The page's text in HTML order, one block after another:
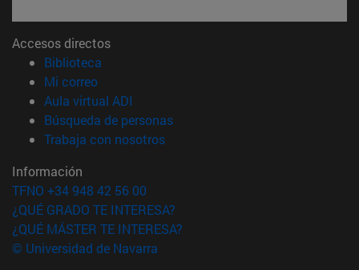
Accesos directos
Biblioteca
Mi correo(abre en nueva ventana)
Aula virtual ADI
Búsqueda de personas(abre en nueva ventana)
Trabaja con nosotros(abre en nueva ventana)
Información
TFNO +34 948 42 56 00
¿QUÉ GRADO TE INTERESA?
¿QUÉ MÁSTER TE INTERESA?
© Universidad de Navarra